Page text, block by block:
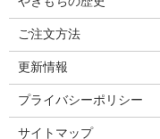
ご注文方法
更新情報
プライバシーポリシー
サイトマップ